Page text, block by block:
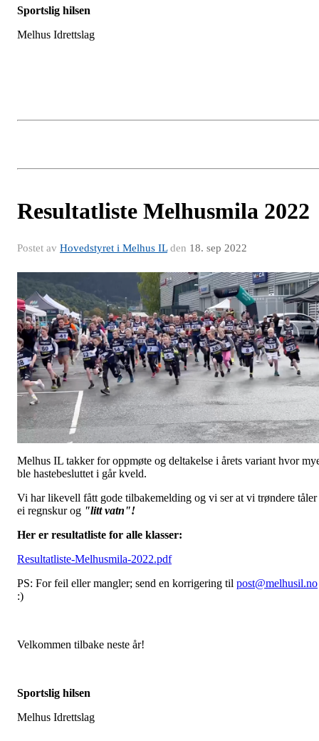
Sportslig hilsen
Melhus Idrettslag
Resultatliste Melhusmila 2022
Postet av Hovedstyret i Melhus ILden 18. sep 2022
Melhus IL takker for oppmøte og deltakelse i årets variant hvor
ble hastebesluttet i går kveld.
Vi har likevell fått gode tilbakemelding og vi ser at vi trøndere tåler
ei regnskur og "litt vatn"!
Her er resultatliste for alle klasser:
Resultatliste-Melhusmila-2022.pdf
PS: For feil eller mangler; send en korrigering til post@melhusil.no
:)
Velkommen tilbake neste år!
Sportslig hilsen
Melhus Idrettslag